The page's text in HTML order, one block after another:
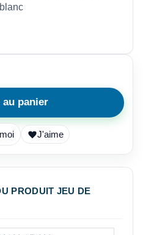
panier
J'aime
PRODUIT JEU DE